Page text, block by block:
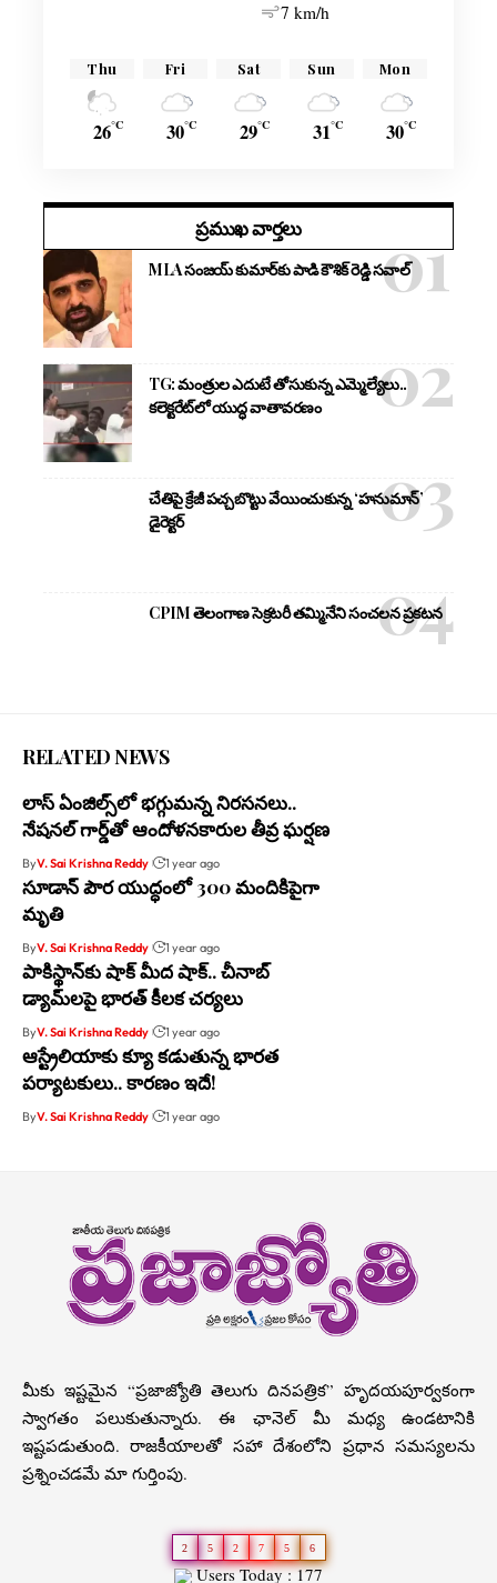
7 km/h
Thu
26°C
Fri
30°C
Sat
29°C
Sun
31°C
Mon
30°C
ప్రముఖ వార్తలు
MLA సంజయ్ కుమార్‌కు పాడి కౌశిక్ రెడ్డి సవాల్
TG: మంత్రుల ఎదుటే తోసుకున్న ఎమ్మెల్యేలు..
కలెక్టరేట్‌లో యుద్ధ వాతావరణం
చేతిపై క్రేజీ పచ్చబొట్టు వేయించుకున్న ‘హనుమాన్’
డైరెక్టర్
CPIM తెలంగాణ సెక్రటరీ తమ్మినేని సంచలన ప్రకటన
RELATED NEWS
లాస్ ఏంజిల్స్‌లో భగ్గుమన్న నిరసనలు..
నేషనల్ గార్డ్‌తో ఆందోళనకారుల తీవ్ర ఘర్షణ
ByV. Sai Krishna Reddy 1 year ago
సూడాన్ పౌర యుద్ధంలో 300 మందికిపైగా
మృతి
ByV. Sai Krishna Reddy 1 year ago
పాకిస్థాన్‌కు షాక్ మీద షాక్.. చీనాబ్
డ్యామ్‌లపై భారత్ కీలక చర్యలు
ByV. Sai Krishna Reddy 1 year ago
ఆస్ట్రేలియాకు క్యూ కడుతున్న భారత
పర్యాటకులు.. కారణం ఇదే!
ByV. Sai Krishna Reddy 1 year ago
మీకు ఇష్టమైన “ప్రజాజ్యోతి తెలుగు దినపత్రిక” హృదయపూర్వకంగా
స్వాగతం పలుకుతున్నారు. ఈ ఛానెల్ మీ మధ్య ఉండటానికి
ఇష్టపడుతుంది. రాజకీయాలతో సహా దేశంలోని ప్రధాన సమస్యలను
ప్రశ్నించడమే మా గుర్తింపు.
2 5 2 7 5 6
Users Today : 177